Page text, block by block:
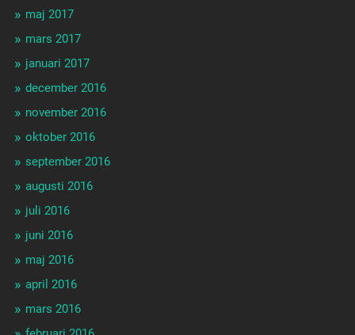
maj 2017
mars 2017
januari 2017
december 2016
november 2016
oktober 2016
september 2016
augusti 2016
juli 2016
juni 2016
maj 2016
april 2016
mars 2016